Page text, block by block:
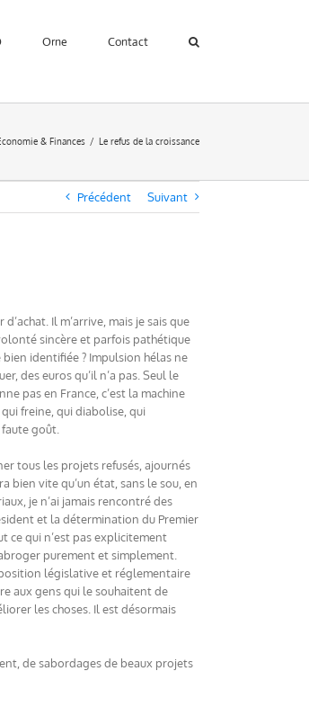
Orne Contact
& Finances Le refus de la croissance
Précédent Suivant
Il m’arrive, mais je sais que
sincère et parfois pathétique
identifiée ? Impulsion hélas ne
des euros qu’il n’a pas. Seul le
pas en France, c’est la machine
freine, qui diabolise, qui
goût.
tous les projets refusés, ajournés
bien vite qu’un état, sans le sou, en
je n’ai jamais rencontré des
et la détermination du Premier
ce qui n’est pas explicitement
purement et simplement.
législative et réglementaire
aux gens qui le souhaitent de
les choses. Il est désormais
de sabordages de beaux projets